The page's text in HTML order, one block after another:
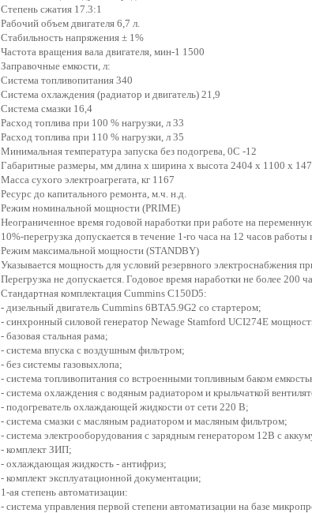
Степень сжатия 17.3:1
Рабочий объем двигателя 6,7 л.
Стабильность напряжения ± 1%
Частота вращения вала двигателя, мин-1 1500
Заправочные емкости, л:
Система топливопитания 340
Система охлаждения (радиатор и двигатель) 21,9
Система смазки 16,4
Расход топлива при 100 % нагрузки, л 33
Расход топлива при 110 % нагрузки, л 35
Минимальная температура запуска без подогрева, 0С -12
Габаритные размеры, мм длина x ширина x высота 2404 х 1100 х
Масса сухого электроагрегата, кг 1167
Ресурс до капитального ремонта, м.ч. н.д.
Режим номинальной мощности (PRIME)
Неограниченное время годовой наработки при работе на
10%-перегрузка допускается в течение 1-го часа на 12 часов работы
Режим максимальной мощности (STANDBY)
Указывается мощность для условий резервного электроснабжения
Перегрузка не допускается. Годовое время наработки не более 200
Стандартная комплектация Cummins C150D5:
- дизельный двигатель Cummins 6BTA5.9G2 со стартером;
- синхронный силовой генератор Newage Stamford UCI274E
- базовая стальная рама;
- система впуска с воздушным фильтром;
- без системы газовыхлопа;
- система топливопитания со встроенными топливным баком
- система охлаждения с водяным радиатором и крыльчаткой
- подогреватель охлаждающей жидкости от сети 220 В;
- система смазки с масляным радиатором и масляным фильтром;
- система электрооборудования с зарядным генератором 12В с
- комплект ЗИП;
- охлаждающая жидкость - антифриз;
- комплект эксплуатационной документации;
1-ая степень автоматизации:
- система управления первой степени автоматизации на базе